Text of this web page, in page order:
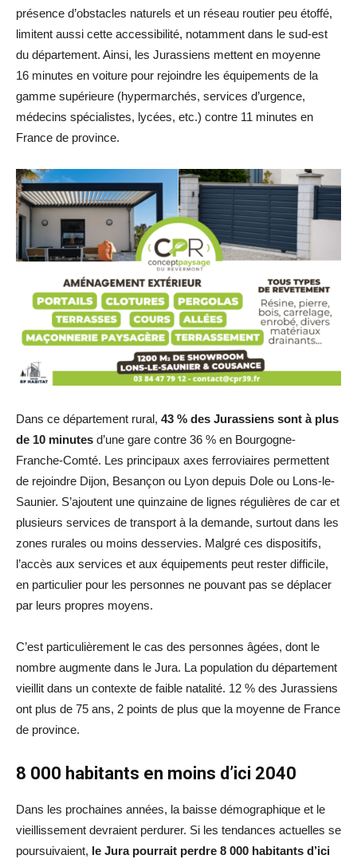
présence d’obstacles naturels et un réseau routier peu étoffé,
limitent aussi cette accessibilité, notamment dans le sud-est
du département. Ainsi, les Jurassiens mettent en moyenne
16 minutes en voiture pour rejoindre les équipements de la
gamme supérieure (hypermarchés, services d’urgence,
médecins spécialistes, lycées, etc.) contre 11 minutes en
France de province.
Dans ce département rural, 43 % des Jurassiens sont à plus
de 10 minutes d’une gare contre 36 % en Bourgogne-
Franche-Comté. Les principaux axes ferroviaires permettent
de rejoindre Dijon, Besançon ou Lyon depuis Dole ou Lons-le-
Saunier. S’ajoutent une quinzaine de lignes régulières de car et
plusieurs services de transport à la demande, surtout dans les
zones rurales ou moins desservies. Malgré ces dispositifs,
l’accès aux services et aux équipements peut rester difficile,
en particulier pour les personnes ne pouvant pas se déplacer
par leurs propres moyens.
C’est particulièrement le cas des personnes âgées, dont le
nombre augmente dans le Jura. La population du département
vieillit dans un contexte de faible natalité. 12 % des Jurassiens
ont plus de 75 ans, 2 points de plus que la moyenne de France
de province.
8 000 habitants en moins d’ici 2040
Dans les prochaines années, la baisse démographique et le
vieillissement devraient perdurer. Si les tendances actuelles se
poursuivaient, le Jura pourrait perdre 8 000 habitants d’ici